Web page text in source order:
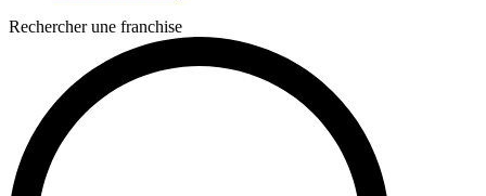
Rechercher une franchise